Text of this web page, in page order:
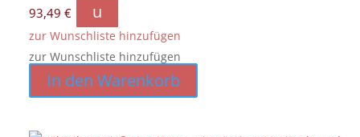
93,49€ u
zur Wunschliste hinzufügen
zur Wunschliste hinzufügen
In den Warenkorb